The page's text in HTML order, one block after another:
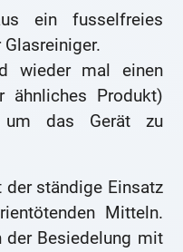
ein fusselfreies
wieder mal einen
ähnliches Produkt)
um das Gerät zu
ständige Einsatz
Mitteln.
der Besiedelung mit